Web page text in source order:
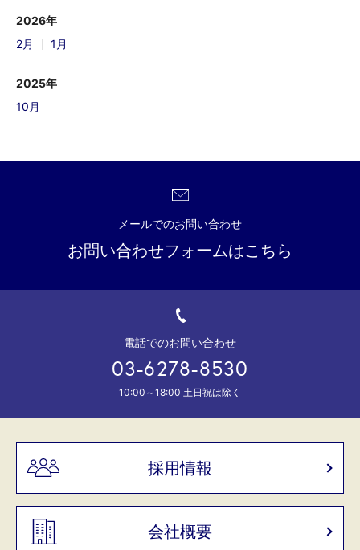
2026年
2月
1月
2025年
10月
メールでのお問い合わせ
お問い合わせフォームはこちら
電話でのお問い合わせ
03-6278-8530
10:00～18:00 土日祝は除く
採用情報
会社概要